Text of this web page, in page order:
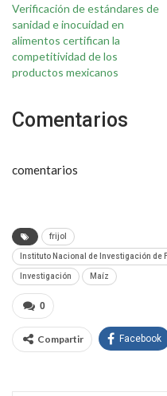
Verificación de estándares de
sanidad e inocuidad en
alimentos certifican la
competitividad de los
productos mexicanos
Comentarios
comentarios
frijol
Instituto Nacional de Investigación de
Investigación Maíz
0
Compartir Facebook